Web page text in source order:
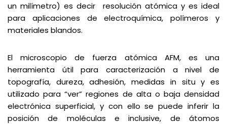
un milímetro) es decir resolución atómica y es ideal
para aplicaciones de electroquímica, polímeros y
materiales blandos.
El microscopio de fuerza atómica AFM, es una
herramienta útil para caracterización a nivel de
topografía, dureza, adhesión, medidas in situ y es
utilizado para “ver” regiones de alta o baja densidad
electrónica superficial, y con ello se puede inferir la
posición de moléculas e inclusive, de átomos